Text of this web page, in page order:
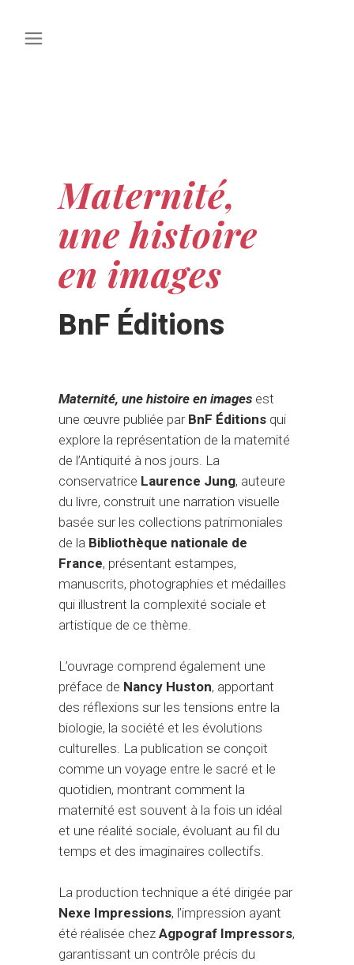
Maternité,
une histoire
en images
BnF Éditions
Maternité, une histoire en images est
une œuvre publiée par BnF Éditions qui
explore la représentation de la maternité
de l’Antiquité à nos jours. La
conservatrice Laurence Jung, auteure
du livre, construit une narration visuelle
basée sur les collections patrimoniales
de la Bibliothèque nationale de
France, présentant estampes,
manuscrits, photographies et médailles
qui illustrent la complexité sociale et
artistique de ce thème.
L’ouvrage comprend également une
préface de Nancy Huston, apportant
des réflexions sur les tensions entre la
biologie, la société et les évolutions
culturelles. La publication se conçoit
comme un voyage entre le sacré et le
quotidien, montrant comment la
maternité est souvent à la fois un idéal
et une réalité sociale, évoluant au fil du
temps et des imaginaires collectifs.
La production technique a été dirigée par
Nexe Impressions, l’impression ayant
été réalisée chez Agpograf Impressors,
garantissant un contrôle précis du